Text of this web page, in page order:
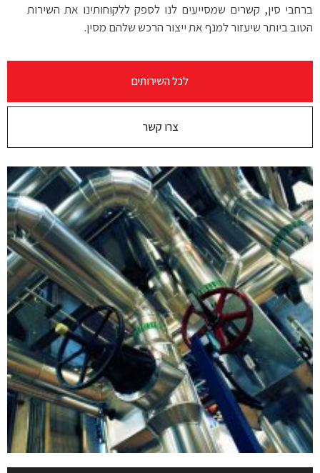
ברחבי סין, קשרים שמסייעים לנו לספק ללקוחותינו את השירות
הטוב ביותר שיעזור למנף את ייצור הרכש שלהם מסין.
לכל השירותים
צרו קשר